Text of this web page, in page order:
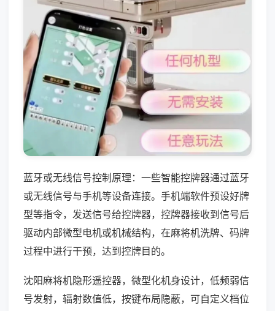
蓝牙或无线信号控制原理：一些智能控牌器通过蓝牙
或无线信号与手机等设备连接。手机端软件预设好牌
型等指令，发送信号给控牌器，控牌器接收到信号后
驱动内部微型电机或机械结构，在麻将机洗牌、码牌
过程中进行干预，达到控牌目的。
沈阳麻将机隐形遥控器，微型化机身设计，低频弱信
号发射，辐射数值低，按键布局隐蔽，可自定义档位